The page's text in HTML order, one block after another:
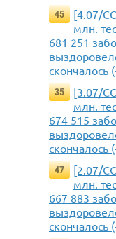
45
[4.07/
млн.
681 251
скончалось
35
[3.07/
млн.
674 515
скончалось
47
[2.07/
млн.
667 883
скончалось